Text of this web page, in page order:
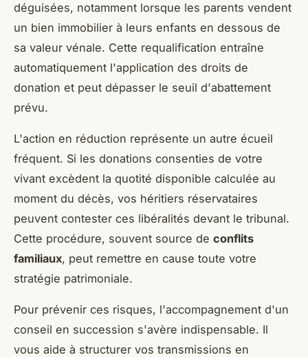
déguisées, notamment lorsque les parents vendent
un bien immobilier à leurs enfants en dessous de
sa valeur vénale. Cette requalification entraîne
automatiquement l'application des droits de
donation et peut dépasser le seuil d'abattement
prévu.
L'action en réduction représente un autre écueil
fréquent. Si les donations consenties de votre
vivant excèdent la quotité disponible calculée au
moment du décès, vos héritiers réservataires
peuvent contester ces libéralités devant le tribunal.
Cette procédure, souvent source de conflits
familiaux, peut remettre en cause toute votre
stratégie patrimoniale.
Pour prévenir ces risques, l'accompagnement d'un
conseil en succession s'avère indispensable. Il
vous aide à structurer vos transmissions en